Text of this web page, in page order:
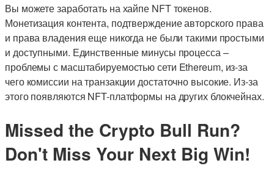
Вы можете заработать на хайпе NFT токенов.
Монетизация контента, подтверждение авторского права
и права владения еще никогда не были такими простыми
и доступными. Единственные минусы процесса –
проблемы с масштабируемостью сети Ethereum, из-за
чего комиссии на транзакции достаточно высокие. Из-за
этого появляются NFT-платформы на других блокчейнах.
Missed the Crypto Bull Run?
Don't Miss Your Next Big Win!